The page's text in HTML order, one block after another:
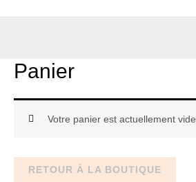
Panier
Votre panier est actuellement vide.
RETOUR À LA BOUTIQUE